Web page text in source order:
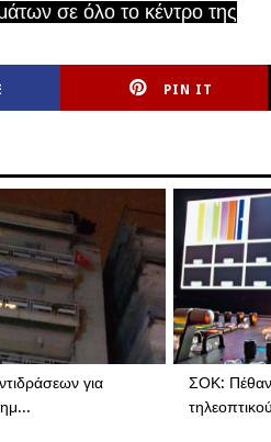
σε όλο το κέντρο της
PIN IT
για
ΣΟΚ: